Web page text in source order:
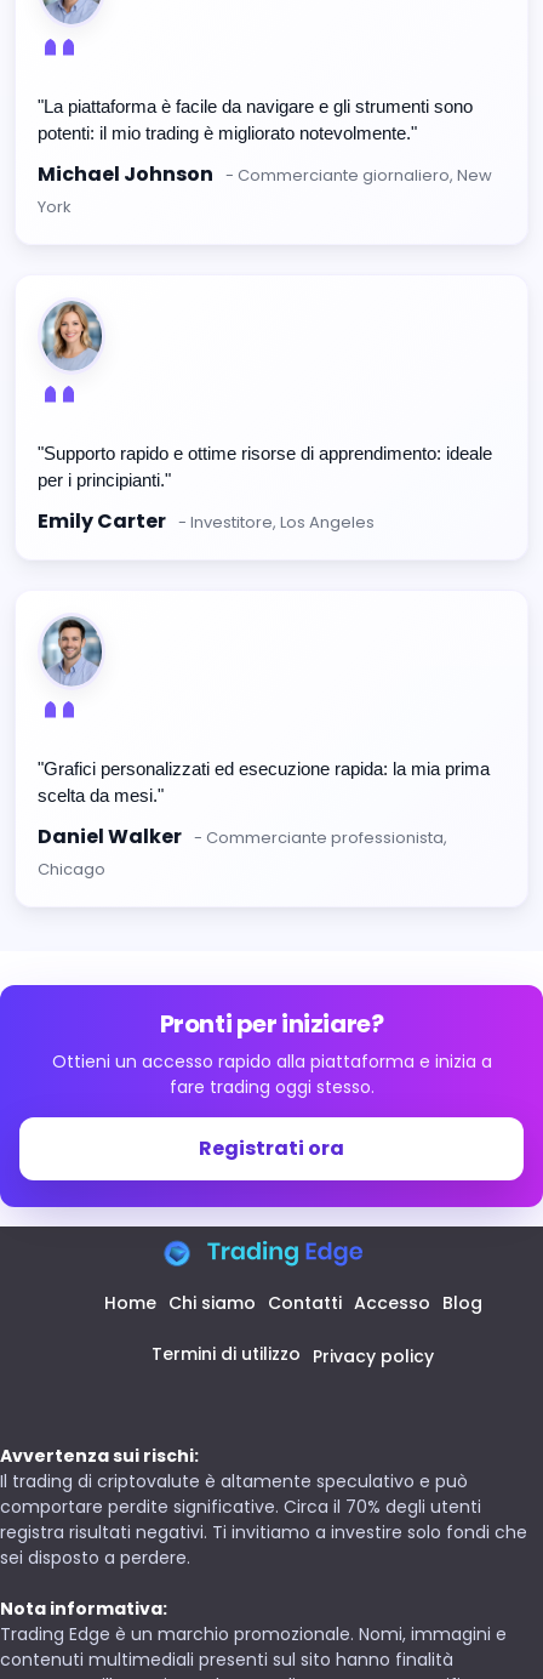
"La piattaforma è facile da navigare e gli strumenti sono
potenti: il mio trading è migliorato notevolmente."
Michael Johnson - Commerciante giornaliero, New
York
"Supporto rapido e ottime risorse di apprendimento: ideale
per i principianti."
Emily Carter - Investitore, Los Angeles
"Grafici personalizzati ed esecuzione rapida: la mia prima
scelta da mesi."
Daniel Walker - Commerciante professionista,
Chicago
Pronti per iniziare?
Ottieni un accesso rapido alla piattaforma e inizia a
fare trading oggi stesso.
Registrati ora
Home Chi siamo Contatti Accesso Blog
Termini di utilizzo Privacy policy
Avvertenza sui rischi:
Il trading di criptovalute è altamente speculativo e può
comportare perdite significative. Circa il 70% degli utenti
registra risultati negativi. Ti invitiamo a investire solo fondi che
sei disposto a perdere.
Nota informativa:
Trading Edge è un marchio promozionale. Nomi, immagini e
contenuti multimediali presenti sul sito hanno finalità